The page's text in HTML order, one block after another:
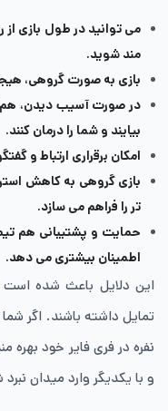
می توانید در طول بازی
مند شوید.
بازی به صورت گروهی،
در صورت آسیب دیدن،
بیایند و شما را درمان کنند.
امکان برقراری ارتباط و
بازی گروهی به کاهش
تر را فراهم می سازد.
حمایت و پشتیبانی هم
اطمینان بیشتری می دهد.
این دلایل باعث شده است
تمایل داشته باشند. اگر
نفره در فری فایر خود
و با یکدیگر وارد میدان